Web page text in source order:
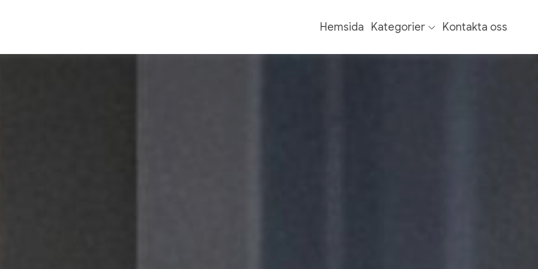
Hemsida Kategorier Kontakta oss